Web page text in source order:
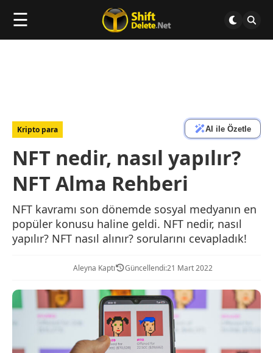
☰
Kripto para AI ile Özetle
NFT nedir, nasıl yapılır?
NFT Alma Rehberi
NFT kavramı son dönemde sosyal medyanın en
popüler konusu haline geldi. NFT nedir, nasıl
yapılır? NFT nasıl alınır? sorularını cevapladık!
Aleyna Kaptı Güncellendi:21 Mart 2022